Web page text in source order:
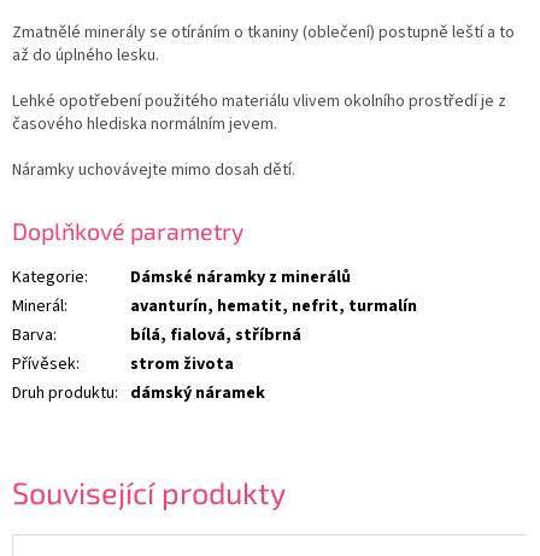
Související produkty
Zmatnělé minerály se otíráním o tkaniny (oblečení) postupně leští a to
až do úplného lesku.
Lehké opotřebení použitého materiálu vlivem okolního prostředí je z
časového hlediska normálním jevem.
Náramky uchovávejte mimo dosah dětí.
Doplňkové parametry
Kategorie:
Dámské náramky z minerálů
Minerál:
avanturín, hematit, nefrit, turmalín
Barva:
bílá, fialová, stříbrná
Přívěsek:
strom života
Druh produktu: dámský náramek